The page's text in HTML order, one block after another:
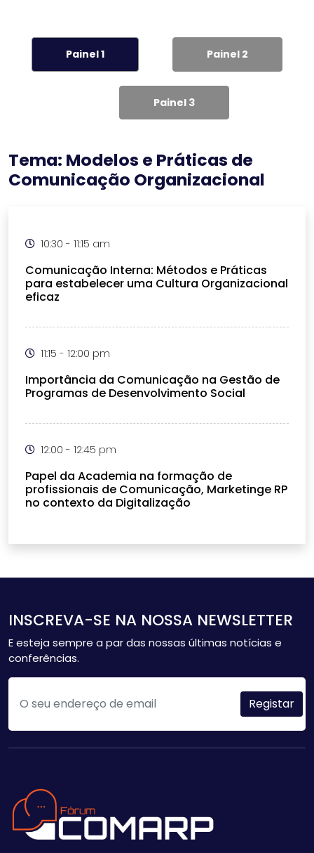
Painel 1 Painel 2
Painel 3
Tema: Modelos e Práticas de
Comunicação Organizacional
10:30 - 11:15 am
Comunicação Interna: Métodos e Práticas
para estabelecer uma Cultura Organizacional
eficaz
11:15 - 12:00 pm
Importância da Comunicação na Gestão de
Programas de Desenvolvimento Social
12:00 - 12:45 pm
Papel da Academia na formação de
profissionais de Comunicação, Marketinge RP
no contexto da Digitalização
INSCREVA-SE NA NOSSA NEWSLETTER
E esteja sempre a par das nossas últimas notícias e
conferências.